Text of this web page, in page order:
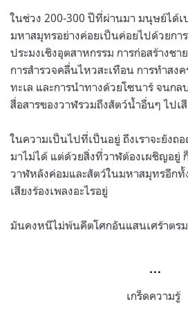
ในช่วง 200-300 ปีที่ผ่านมา มนุษย์ได้เ
มหาสมุทรอย่างค่อยเป็นค่อยไปด้วยกา
ประมงเชิงอุตสาหกรรม การก่อสร้างชา
การสำรวจคลื่นไหวสะเทือน การทำสง
ทะเล และการนำทางด้วยโซนาร์ จนกล
สื่อสารของวาฬรวมถึงสัตว์น้ำอื่นๆ ไปเ
ในความเป็นไปที่เป็นอยู่ ถึงเราจะยังถ
มาไม่ได้ แต่ด้วยสิ่งที่วาฬต้องเผชิญอยู่
วาฬหลังค่อมและสัตว์ในมหาสมุทรอีกทั้
เสียงร้องเพลงอะไรอยู่
มันคงหนีไม่พ้นคีตโศกอันแสนเศร้าตรม
…
เกร็ดความรู้